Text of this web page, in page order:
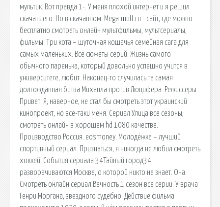
мультик. Вот правда 1-. У меня плохой интернет и я решил
скачать его. Но в скачанном. Mega-mult.ru - сайт, где можно
бесплатно смотреть онлайн мультфильмы, мультсериалы,
фильмы. Три кота – шуточная кошачья семейная сага для
самых маленьких. Все сюжеты серий. Жизнь самого
обычного паренька, который довольно успешно учится в
университете, любит. Наконец-то случилась та самая
долгожданная битва Михаила против Люцифера. Режиссеры.
Привет! Я, наверное, не стал бы смотреть этот украинский
кинопроект, но все-таки меня. Сериал Улица все сезоны,
смотреть онлайн в хорошем hd 1080 качестве.
Производство Россия. eosmoney. Молодёжка – лучший
спортивный сериал. Признаться, я никогда не любил смотреть
хоккей. События сериала 34Тайный город34
разворачиваются Москве, о которой никто не знает. Она.
Смотреть онлайн сериал Вечность 1 сезон все серии. У врача
Генри Моргана, звездного судебно. Действие фильма